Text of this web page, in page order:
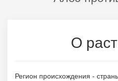
О
Регион происхождения -